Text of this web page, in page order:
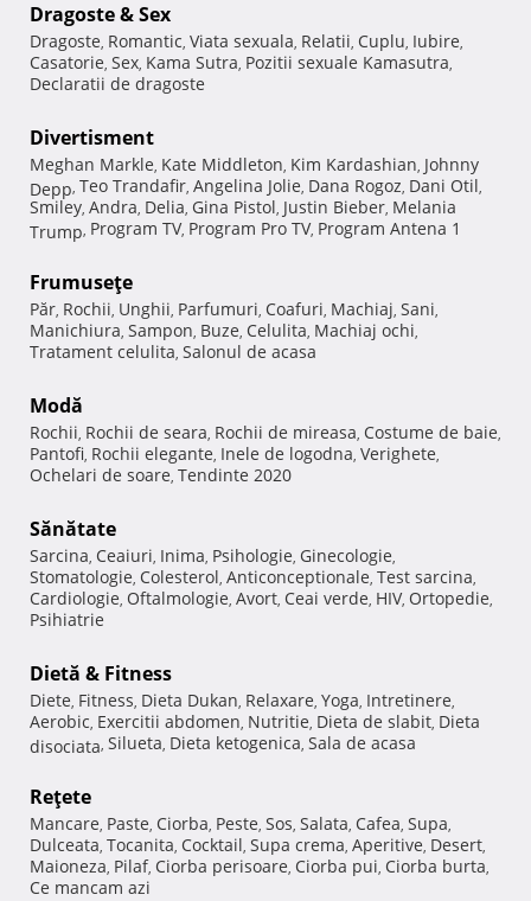
Dragoste & Sex
Dragoste, Romantic, Viata sexuala, Relatii, Cuplu, Iubire,
Casatorie, Sex, Kama Sutra, Pozitii sexuale Kamasutra,
Declaratii de dragoste
Divertisment
Meghan Markle, Kate Middleton, Kim Kardashian, Johnny
Depp, Teo Trandafir, Angelina Jolie, Dana Rogoz, Dani Otil,
Smiley, Andra, Delia, Gina Pistol, Justin Bieber, Melania
Trump, Program TV, Program Pro TV, Program Antena 1
Frumuseţe
Păr, Rochii, Unghii, Parfumuri, Coafuri, Machiaj, Sani,
Manichiura, Sampon, Buze, Celulita, Machiaj ochi,
Tratament celulita, Salonul de acasa
Modă
Rochii, Rochii de seara, Rochii de mireasa, Costume de baie,
Pantofi, Rochii elegante, Inele de logodna, Verighete,
Ochelari de soare, Tendinte 2020
Sănătate
Sarcina, Ceaiuri, Inima, Psihologie, Ginecologie,
Stomatologie, Colesterol, Anticonceptionale, Test sarcina,
Cardiologie, Oftalmologie, Avort, Ceai verde, HIV, Ortopedie,
Psihiatrie
Dietă & Fitness
Diete, Fitness, Dieta Dukan, Relaxare, Yoga, Intretinere,
Aerobic, Exercitii abdomen, Nutritie, Dieta de slabit, Dieta
disociata, Silueta, Dieta ketogenica, Sala de acasa
Reţete
Mancare, Paste, Ciorba, Peste, Sos, Salata, Cafea, Supa,
Dulceata, Tocanita, Cocktail, Supa crema, Aperitive, Desert,
Maioneza, Pilaf, Ciorba perisoare, Ciorba pui, Ciorba burta,
Ce mancam azi